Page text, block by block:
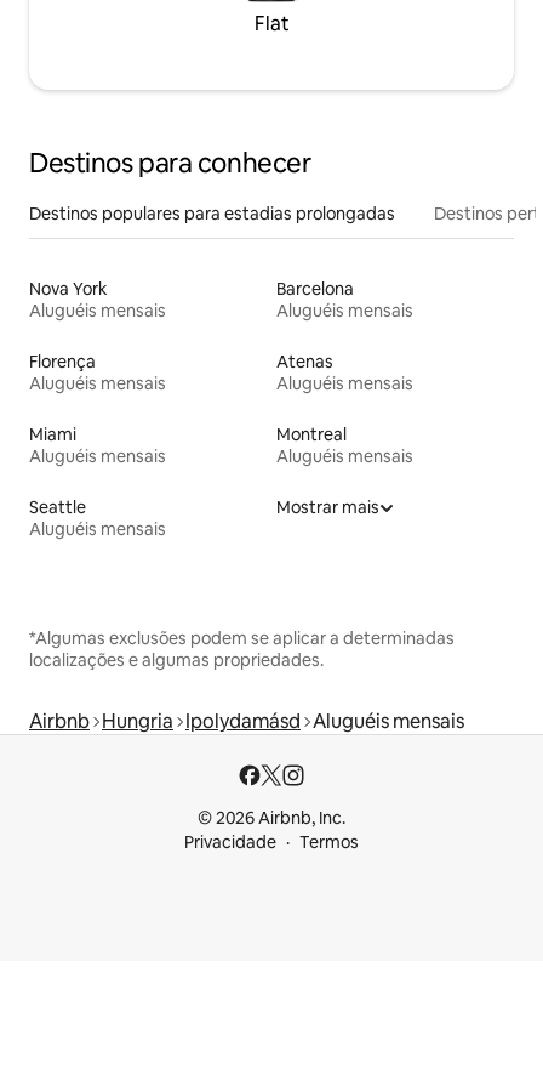
Flat
Destinos para conhecer
Destinos populares para estadias prolongadas Destinos
Nova York
Aluguéis mensais
Barcelona
Aluguéis mensais
Florença
Aluguéis mensais
Atenas
Aluguéis mensais
Miami
Aluguéis mensais
Montreal
Aluguéis mensais
Seattle
Aluguéis mensais
Mostrar mais
*Algumas exclusões podem se aplicar a determinadas
localizações e algumas propriedades.
Airbnb Hungria Ipolydamásd Aluguéis mensais
© 2026 Airbnb, Inc.
Privacidade
Termos